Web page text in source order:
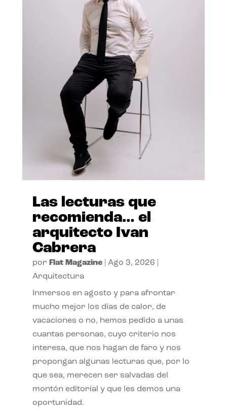
Las lecturas que
recomienda… el
arquitecto Ivan
Cabrera
por Flat Magazine| Ago 3, 2026
Arquitectura
Inmersos en agosto y para afrontar
mucho mejor los días de calor, de
vacaciones o no, hemos pedido a unas
cuantas personas, cuyo criterio nos
interesa, que nos hagan de faro y nos
propongan algunas lecturas que, por lo
que sea, merecen ser salvadas del
montón editorial y que les demos una
oportunidad.